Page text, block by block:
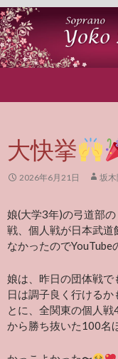
大快挙
2026年6月21日 坂
娘(大学3年)の弓道部
戦、個人戦が日本武道
なかったのでYouTube
娘は、昨日の団体戦で
日は調子良く行ける
とに、全関東の個人戦
から勝ち抜いた100名